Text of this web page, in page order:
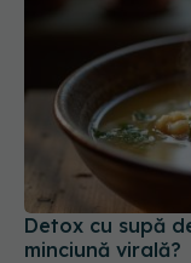
Detox cu supă
minciună virală?